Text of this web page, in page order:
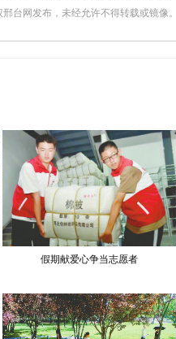
台网发布，未经允许不得转载或镜像。
假期献爱心争当志愿者